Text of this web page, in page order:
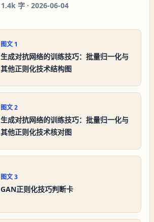
1.4k 字 · 2026-06-04
图文 1
生成对抗网络的训练技巧：批量归一化与
其他正则化技术结构图
图文2
生成对抗网络的训练技巧：批量归一化与
其他正则化技术核对图
图文3
GAN正则化技巧判断卡